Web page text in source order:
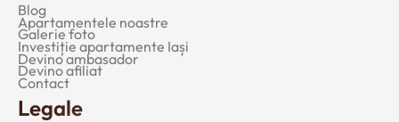
Blog
Apartamentele noastre
Galerie foto
Investiție apartamente Iași
Devino ambasador
Devino afiliat
Contact
Legale